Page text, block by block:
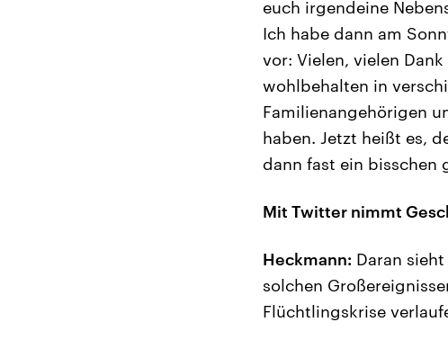
euch irgendeine
Ich habe dann am
vor: Vielen, vielen
wohlbehalten in
Familienangehörigen
haben. Jetzt heißt es,
dann fast ein bisschen
Mit Twitter nimmt
Heckmann: Daran
solchen
Flüchtlingskrise